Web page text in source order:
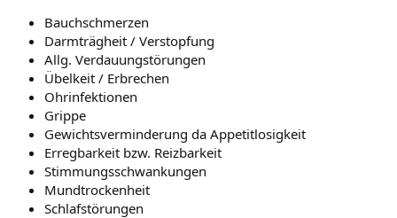
Bauchschmerzen
Darmträgheit / Verstopfung
Allg. Verdauungstörungen
Übelkeit / Erbrechen
Ohrinfektionen
Grippe
Gewichtsverminderung da Appetitlosigkeit
Erregbarkeit bzw. Reizbarkeit
Stimmungsschwankungen
Mundtrockenheit
Schlafstörungen